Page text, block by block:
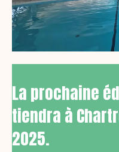
La prochaine
tiendra à
2025.